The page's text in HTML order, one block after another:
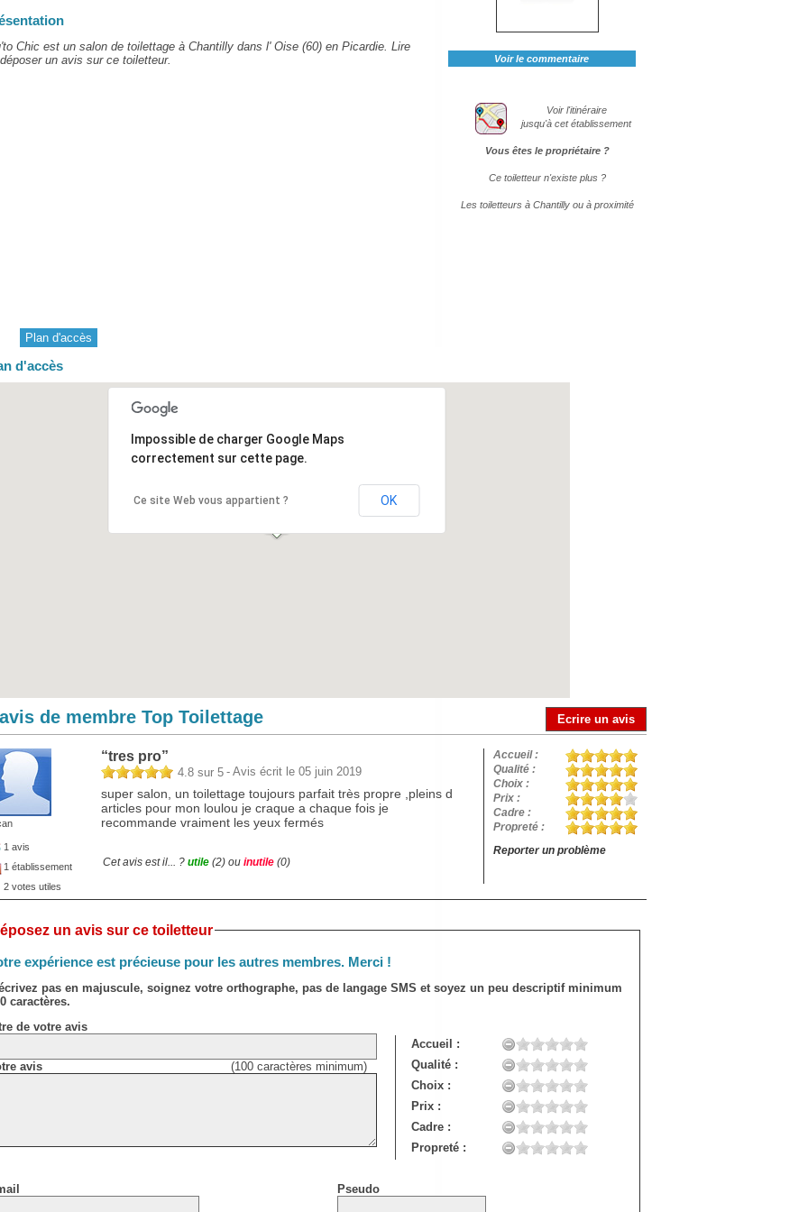
Chic est un salon de toilettage à Chantilly dans l' Oise (60) en Picardie. Lire
un avis sur ce toiletteur.
Voir le commentaire
Voir l'itinéraire
jusqu'à cet établissement
Vous êtes le propriétaire ?
Ce toiletteur n'existe plus ?
Les toiletteurs à Chantilly ou à proximité
Plan d'accès
d'accès
Impossible de charger Google Maps
correctement sur cette page.
Ce site Web vous appartient ? OK
de membre Top Toilettage Ecrire un avis
1 avis
1 établissement
2 votes utiles
“tres pro”
4.8sur 5 - Avis écrit le 05 juin 2019
super salon, un toilettage toujours parfait très propre ,pleins d
articles pour mon loulou je craque a chaque fois je
recommande vraiment les yeux fermés
Cet avis est il... ? utile(2) ou inutile(0)
Accueil :
Qualité :
Choix :
Prix :
Cadre :
Propreté :
Reporter un problème
un avis sur ce toiletteur
expérience est précieuse pour les autres membres. Merci !
pas en majuscule, soignez votre orthographe, pas de langage SMS et soyez un peu descriptif minimum
caractères.
de votre avis
avis (100 caractères minimum)
Accueil :
Qualité :
Choix :
Prix :
Cadre :
Propreté :
Pseudo